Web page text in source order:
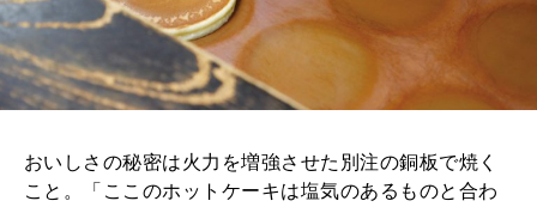
おいしさの秘密は火力を増強させた別注の銅板で焼く
こと。「ここのホットケーキは塩気のあるものと合わ